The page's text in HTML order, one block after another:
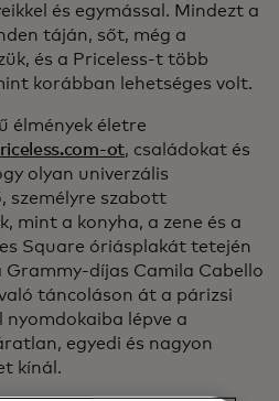
és egymással. Mindezt a
táján, sőt, még a
és a Priceless-t több
korábban lehetséges volt.
élmények életre
ot, családokat és
olyan univerzális
személyre szabott
mint a konyha, a zene és a
Square óriásplakát tetején
Grammy-díjas Camila Cabello
táncoláson át a párizsi
nyomdokaiba lépve a
egyedi és nagyon
kínál.